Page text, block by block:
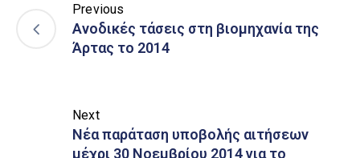
Previous
Ανοδικές τάσεις στη βιομηχανία της
Άρτας το 2014
Next
Νέα παράταση υποβολής αιτήσεων
μέχρι 30 Νοεμβρίου 2014 για το